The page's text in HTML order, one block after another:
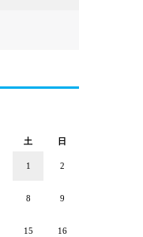
土 日
1 2
8 9
15 16